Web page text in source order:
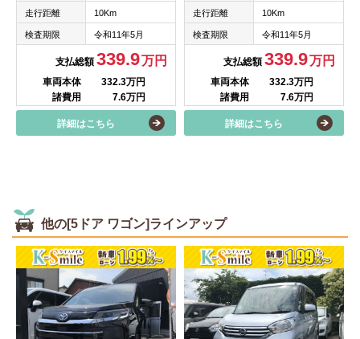
走行距離 10Km
検査期限 令和11年5月
支払総額339.9万円
車両本体
332.3万円
諸費用
7.6万円
詳細はこちら
走行距離 10Km
検査期限 令和11年5月
支払総額339.9万円
車両本体
332.3万円
諸費用
7.6万円
詳細はこちら
他の[5ドア ワゴン]ラインアップ